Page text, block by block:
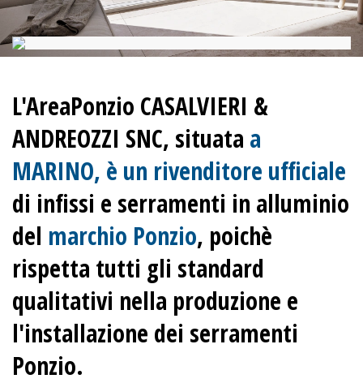
L'AreaPonzio CASALVIERI &
ANDREOZZI SNC, situata a
MARINO, è un rivenditore ufficiale
di infissi e serramenti in alluminio
del marchio Ponzio, poichè
rispetta tutti gli standard
qualitativi nella produzione e
l'installazione dei serramenti
Ponzio.